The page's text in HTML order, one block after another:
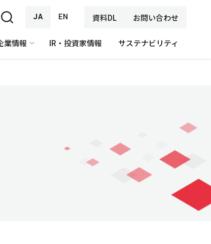
JA EN 資料DL お問い合わせ
業情報 IR・投資家情報 サステナビリティ